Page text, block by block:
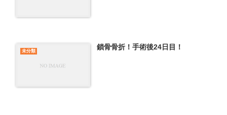
未分類 鎖骨骨折！手術後24日目！